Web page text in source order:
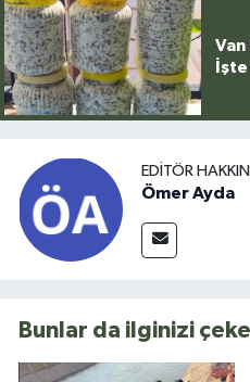
Van
EDITÖR
Ömer Ayda
Bunlar da ilginizi